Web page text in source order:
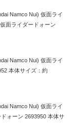
Namco Nui) 仮面ライ
面ライダードォーン
Namco Nui) 仮面ライ
本体サイズ：約
Namco Nui) 仮面ライ
ォーン 2693950 本体サ